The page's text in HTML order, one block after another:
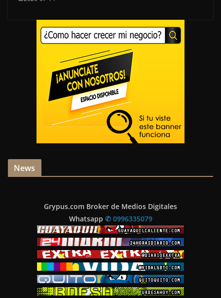
News
Grypus.com Broker de Medios Digitales
Whatsapp ✆ 0996335079